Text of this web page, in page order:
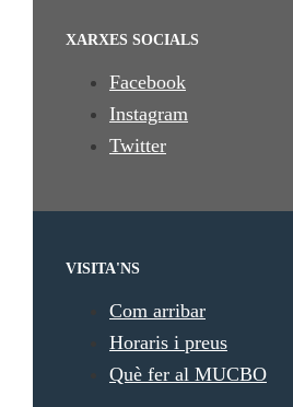
XARXES SOCIALS
Facebook
Instagram
Twitter
VISITA'NS
Com arribar
Horaris i preus
Què fer al MUCBO